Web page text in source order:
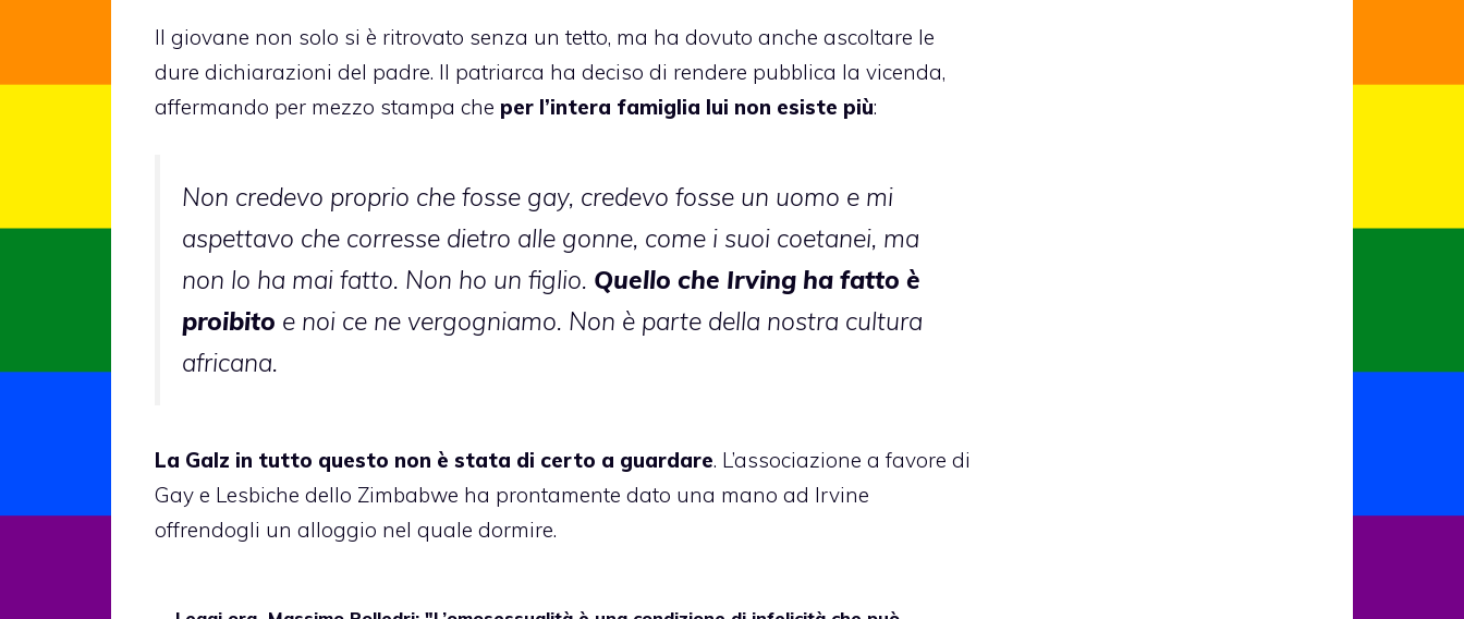
Il giovane non solo si è ritrovato senza un tetto, ma ha dovuto anche ascoltare le
dure dichiarazioni del padre. Il patriarca ha deciso di rendere pubblica la vicenda,
affermando per mezzo stampa che per l’intera famiglia lui non esiste più:
Non credevo proprio che fosse gay, credevo fosse un uomo e mi
aspettavo che corresse dietro alle gonne, come i suoi coetanei, ma
non lo ha mai fatto. Non ho un figlio. Quello che Irving ha fatto è
proibito e noi ce ne vergogniamo. Non è parte della nostra cultura
africana.
La Galz in tutto questo non è stata di certo a guardare. L’associazione a favore di
Gay e Lesbiche dello Zimbabwe ha prontamente dato una mano ad Irvine
offrendogli un alloggio nel quale dormire.